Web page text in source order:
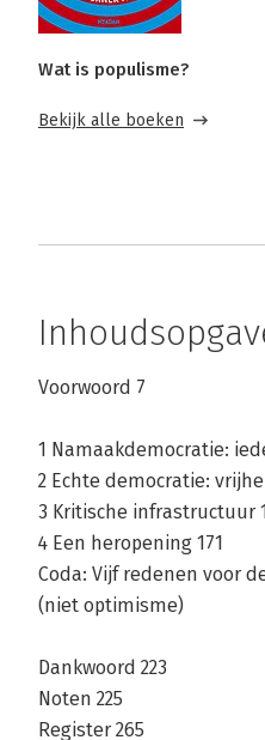
Wat is populisme?
Bekijk alle boeken
Voorwoord 7
1 Namaakdemocratie:
2 Echte democratie:
3 Kritische infrastructuur
4 Een heropening 171
Coda: Vijf redenen voor
(niet optimisme)
Dankwoord 223
Noten 225
Register 265